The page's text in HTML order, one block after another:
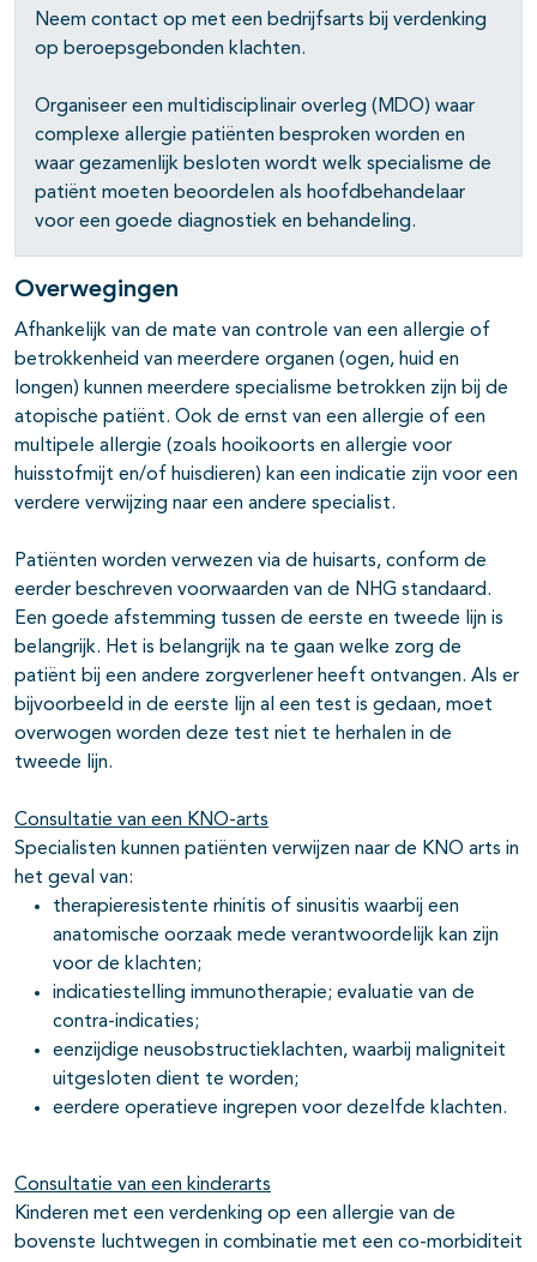
Neem contact op met een bedrijfsarts bij verdenking
op beroepsgebonden klachten.
Organiseer een multidisciplinair overleg (MDO) waar
complexe allergie patiënten besproken worden en
waar gezamenlijk besloten wordt welk specialisme de
patiënt moeten beoordelen als hoofdbehandelaar
voor een goede diagnostiek en behandeling.
Overwegingen
Afhankelijk van de mate van controle van een allergie of
betrokkenheid van meerdere organen (ogen, huid en
longen) kunnen meerdere specialisme betrokken zijn bij de
atopische patiënt. Ook de ernst van een allergie of een
multipele allergie (zoals hooikoorts en allergie voor
huisstofmijt en/of huisdieren) kan een indicatie zijn voor een
verdere verwijzing naar een andere specialist.
Patiënten worden verwezen via de huisarts, conform de
eerder beschreven voorwaarden van de NHG standaard.
Een goede afstemming tussen de eerste en tweede lijn is
belangrijk. Het is belangrijk na te gaan welke zorg de
patiënt bij een andere zorgverlener heeft ontvangen. Als er
bijvoorbeeld in de eerste lijn al een test is gedaan, moet
overwogen worden deze test niet te herhalen in de
tweede lijn.
Consultatie van een KNO-arts
Specialisten kunnen patiënten verwijzen naar de KNO arts in
het geval van:
therapieresistente rhinitis of sinusitis waarbij een
anatomische oorzaak mede verantwoordelijk kan zijn
voor de klachten;
indicatiestelling immunotherapie; evaluatie van de
contra-indicaties;
eenzijdige neusobstructieklachten, waarbij maligniteit
uitgesloten dient te worden;
eerdere operatieve ingrepen voor dezelfde klachten.
Consultatie van een kinderarts
Kinderen met een verdenking op een allergie van de
bovenste luchtwegen in combinatie met een co-morbiditeit